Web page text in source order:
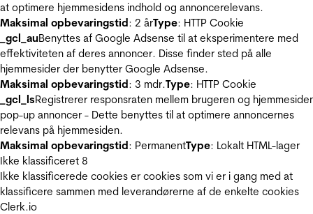
at optimere hjemmesidens indhold og annoncerelevans.
Maksimal opbevaringstid: 2 årType: HTTP Cookie
_gcl_auBenyttes af Google Adsense til at eksperimentere med
effektiviteten af deres annoncer. Disse finder sted på alle
hjemmesider der benytter Google Adsense.
Maksimal opbevaringstid: 3 mdr.Type: HTTP Cookie
_gcl_lsRegistrerer responsraten mellem brugeren og
pop-up annoncer - Dette benyttes til at optimere annoncernes
relevans på hjemmesiden.
Maksimal opbevaringstid: PermanentType: Lokalt HTML-lager
Ikke klassificeret 8
Ikke klassificerede cookies er cookies som vi er i gang med at
klassificere sammen med leverandørerne af de enkelte cookies
Clerk.io